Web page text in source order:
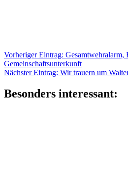
Beitragsnavigation
Vorheriger Eintrag: Vorheriger
Eintrag:
Gemeinschaftsunterkunft
Nächster Eintrag: Nächster
Wir trauern um
Besonders interessant: